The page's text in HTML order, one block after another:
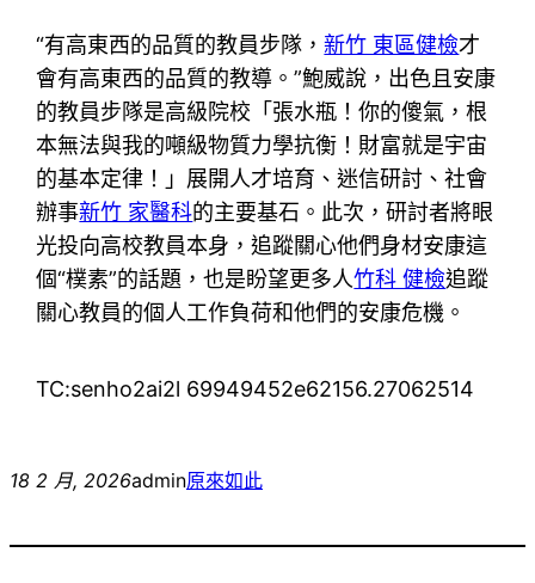
“有高東西的品質的教員步隊，新竹 東區健檢才
會有高東西的品質的教導。”鮑威說，出色且安康
的教員步隊是高級院校「張水瓶！你的傻氣，根
本無法與我的噸級物質力學抗衡！財富就是宇宙
的基本定律！」展開人才培育、迷信研討、社會
辦事新竹 家醫科的主要基石。此次，研討者將眼
光投向高校教員本身，追蹤關心他們身材安康這
個“樸素”的話題，也是盼望更多人竹科 健檢追蹤
關心教員的個人工作負荷和他們的安康危機。
TC:senho2ai2l 69949452e62156.27062514
18 2 月, 2026admin原來如此